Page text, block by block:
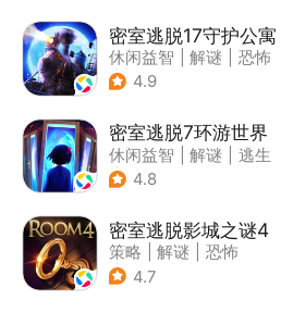
密室逃脱17守护公寓
休闲益智 解谜
恐怖
| 密室逃脱
4.9
密室逃脱7环游世界
休闲益智 解谜
逃生
| 密室逃脱
4.8
密室逃脱影城之谜4
策略 解谜
恐怖
| 密室逃脱
4.7